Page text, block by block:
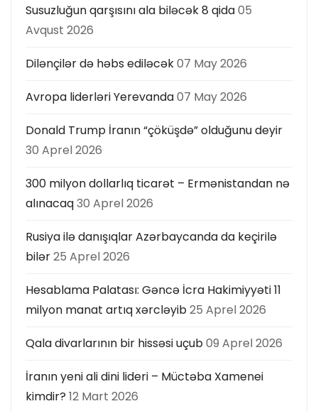
Susuzluğun qarşısını ala biləcək 8 qida05
Avqust 2026
Dilənçilər də həbs ediləcək07 May 2026
Avropa liderləri Yerevanda07 May 2026
Donald Trump İranın “çöküşdə” olduğunu deyir
30 Aprel 2026
300 milyon dollarlıq ticarət – Ermənistandan nə
alınacaq30 Aprel 2026
Rusiya ilə danışıqlar Azərbaycanda da keçirilə
bilər25 Aprel 2026
Hesablama Palatası: Gəncə İcra Hakimiyyəti 11
milyon manat artıq xərcləyib25 Aprel 2026
Qala divarlarının bir hissəsi uçub09 Aprel 2026
İranın yeni ali dini lideri – Müctəba Xamenei
kimdir? 12 Mart 2026